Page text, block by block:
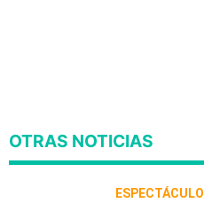
OTRAS NOTICIAS
ESPECTÁCULO